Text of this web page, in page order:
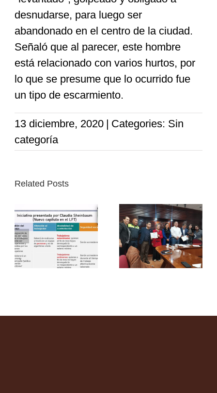
desnudarse, para luego ser
abandonado en el centro de la ciudad.
Señaló que al parecer, este hombre
está relacionado con varios hurtos, por
lo que se presume que lo ocurrido fue
un tipo de escarmiento.
13 diciembre, 2020 | Categories: Sin
categoría
Related Posts